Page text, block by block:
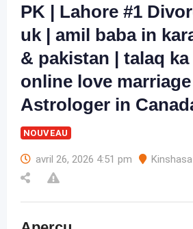
PK | Lahore #1
uk | amil baba in
& pakistan | talaq ka
online love
Astrologer in
NOUVEAU
avril 26, 2026 4:51 pm Kinshasa